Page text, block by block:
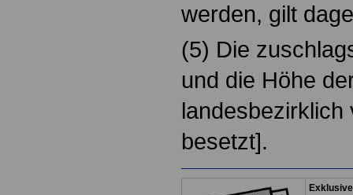
werden, gilt
(5) Die
und die Höhe
landesbezirklich
besetzt].